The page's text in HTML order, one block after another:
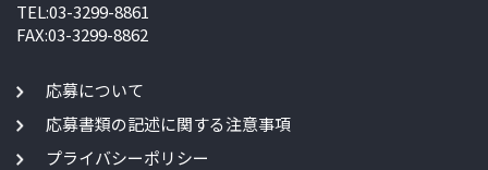
TEL:03-3299-8861
FAX:03-3299-8862
応募について
応募書類の記述に関する注意事項
プライバシーポリシー